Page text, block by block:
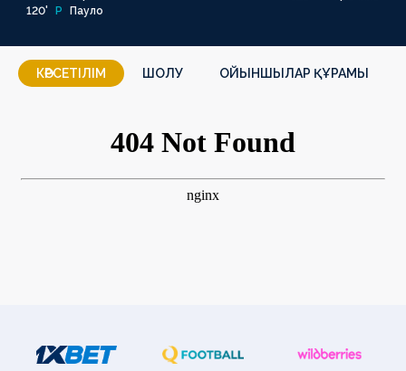
120'
P Пауло
КӨРСЕТІЛІМ ШОЛУ ОЙЫНШЫЛАР ҚҰРАМЫ